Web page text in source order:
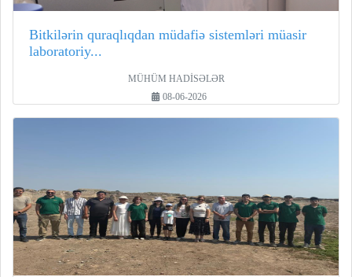
Bitkilərin quraqlıqdan müdafiə sistemləri müasir
laboratoriy...
MÜHÜM HADİSƏLƏR
08-06-2026